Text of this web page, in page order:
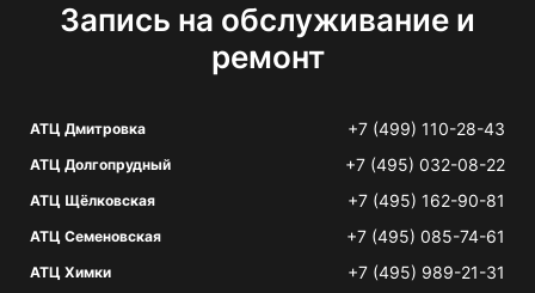
Запись на обслуживание и
ремонт
АТЦ Дмитровка +7 (499) 110-28-43
АТЦ Долгопрудный +7 (495) 032-08-22
АТЦ Щёлковская +7 (495) 162-90-81
АТЦ Семеновская +7 (495) 085-74-61
АТЦ Химки +7 (495) 989-21-31